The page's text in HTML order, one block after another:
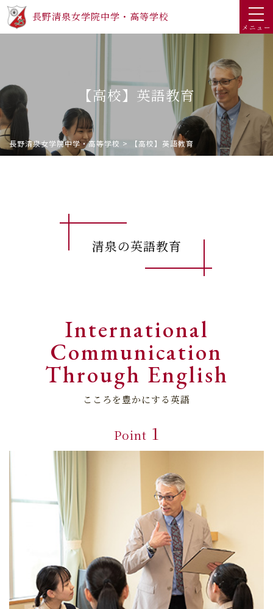
長野清泉女学院中学・高等学校
メニュー
【高校】英語教育
長野清泉女学院中学・高等学校 > 【高校】英語教育
清泉の英語教育
International
Communication
Through English
こころを豊かにする英語
Point 1